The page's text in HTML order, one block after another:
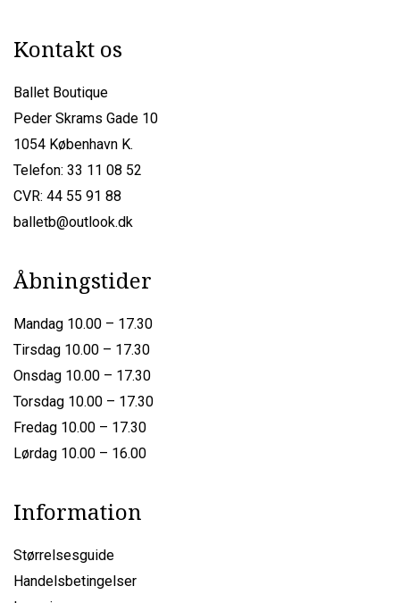
Kontakt os
Ballet Boutique
Peder Skrams Gade 10
1054 København K.
Telefon: 33 11 08 52
CVR: 44 55 91 88
balletb@outlook.dk
Åbningstider
Mandag 10.00 – 17.30
Tirsdag 10.00 – 17.30
Onsdag 10.00 – 17.30
Torsdag 10.00 – 17.30
Fredag 10.00 – 17.30
Lørdag 10.00 – 16.00
Information
Størrelsesguide
Handelsbetingelser